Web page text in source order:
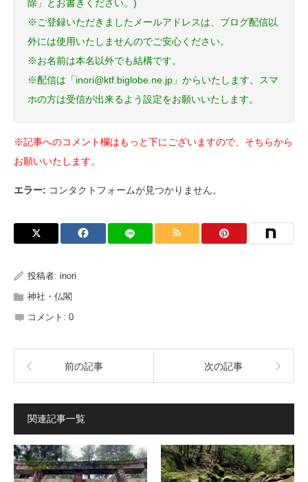
除」とお書きください。)
※ご登録いただきましたメールアドレスは、ブログ配信以
外には使用いたしませんのでご安心ください。
※お名前は本名以外でも結構です。
※配信は「inori@ktf.biglobe.ne.jp」からいたします。スマ
ホの方は受信が出来るよう設定をお願いいたします。
※記事へのコメント欄はもっと下にございますので、そちらから
お願いいたします。
エラー: コンタクトフォームが見つかりません。
投稿者: inori
神社・仏閣
コメント: 0
前の記事 次の記事
関連記事一覧